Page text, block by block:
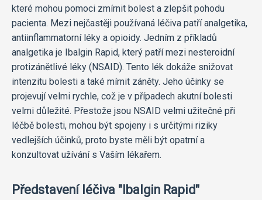
které mohou pomoci zmírnit bolest a zlepšit pohodu
pacienta. Mezi nejčastěji používaná léčiva patří analgetika,
antiinflammatorní léky a opioidy. Jedním z příkladů
analgetika je Ibalgin Rapid, který patří mezi nesteroidní
protizánětlivé léky (NSAID). Tento lék dokáže snižovat
intenzitu bolesti a také mírnit záněty. Jeho účinky se
projevují velmi rychle, což je v případech akutní bolesti
velmi důležité. Přestože jsou NSAID velmi užitečné při
léčbě bolesti, mohou být spojeny i s určitými riziky
vedlejších účinků, proto byste měli být opatrní a
konzultovat užívání s Vaším lékařem.
Představení léčiva "Ibalgin Rapid"